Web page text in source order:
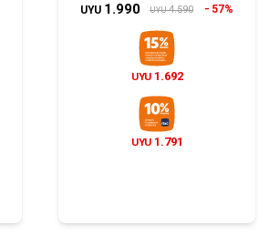
UYU 1.990 UYU 4.590 57%
UYU 1.692
UYU 1.791